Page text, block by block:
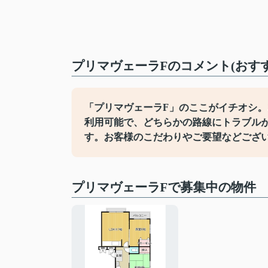
プリマヴェーラFのコメント(おす
「プリマヴェーラF」のここがイチオシ
利用可能で、どちらかの路線にトラブル
す。お客様のこだわりやご要望などござ
プリマヴェーラFで募集中の物件